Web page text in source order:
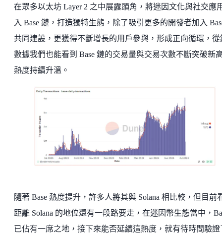
在眾多以太坊 Layer 2 之中展露頭角，將迷因文化與社交應
入 Base 鏈，打造獨特生態，除了吸引更多的開發者加入
共同建設，更獲得不斷增長的用戶參與，形成正向循環，從
數據我們也能看到 Base 鏈的交易量與交易次數不斷突破新
熱度持續升溫。
隨著 Base 熱度提升，許多人將其與 Solana 相比較，但目前
距離 Solana 的地位還有一段路要走，在迷因幣生態當中，
已佔有一席之地，接下來能否延續這熱度，就有待時間驗證